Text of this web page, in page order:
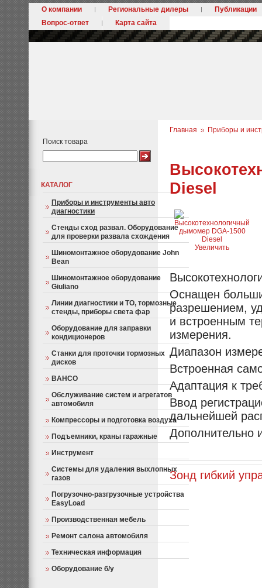
О компании Региональные дилеры
Публикации
Вопрос-ответ
Карта сайта
Поиск товара
КАТАЛОГ
Приборы и инструменты авто
диагностики
Стенды сход развал. Оборудование
для проверки развала схождения
Шиномонтажное оборудование John
Bean
Шиномонтажное оборудование
Giuliano
Линии диагностики и ТО, тормозные
стенды, приборы света фар
Оборудование для заправки
кондиционеров
Станки для проточки тормозных
дисков
BAHCO
Обслуживание систем и агрегатов
автомобиля
Компрессоры и подготовка воздуха
Подъемники, краны гаражные
Инструмент
Системы для удаления выхлопных
газов
Погрузочно-разгрузочные устройства
EasyLoad
Производственная мебель
Ремонт салона автомобиля
Техническая информация
Оборудование б/у
Главная Приборы и
Diesel
Увеличить
Оснащен
разрешением,
и встроенным
измерения.
Диапазон
Встроенная
Адаптация к
Ввод
дальнейшей
Дополнительно
Зонд гибкий